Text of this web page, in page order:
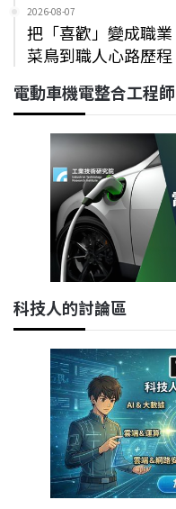
2026-08-07
把「喜歡」變成職
菜鳥到職人心路歷程
電動車機電整合工程師
科技人的討論區